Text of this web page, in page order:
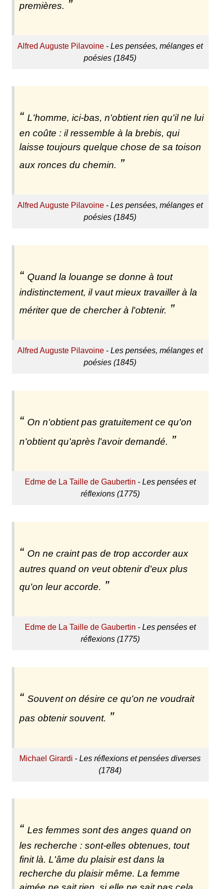
premières.
Alfred Auguste Pilavoine -Les pensées, mélanges et
poésies (1845)
L'homme, ici-bas, n'obtient rien qu'il ne lui
en coûte : il ressemble à la brebis, qui
laisse toujours quelque chose de sa toison
aux ronces du chemin.
Alfred Auguste Pilavoine -Les pensées, mélanges et
poésies (1845)
Quand la louange se donne à tout
indistinctement, il vaut mieux travailler à la
mériter que de chercher à l'obtenir.
Alfred Auguste Pilavoine -Les pensées, mélanges et
poésies (1845)
On n'obtient pas gratuitement ce qu'on
n'obtient qu'après l'avoir demandé.
Edme de La Taille de Gaubertin - Les pensées et
réflexions (1775)
On ne craint pas de trop accorder aux
autres quand on veut obtenir d'eux plus
qu'on leur accorde.
Edme de La Taille de Gaubertin - Les pensées et
réflexions (1775)
Souvent on désire ce qu'on ne voudrait
pas obtenir souvent.
Michael Girardi -Les réflexions et pensées diverses
(1784)
Les femmes sont des anges quand on
les recherche : sont-elles obtenues, tout
finit là. L'âme du plaisir est dans la
recherche du plaisir même. La femme